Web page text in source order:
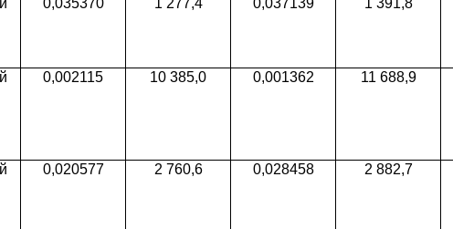
0,035370 1 277,4 0,037139 1 391,8
0,002115 10 385,0 0,001362 11 688,9
0,020577 2 760,6 0,028458 2 882,7